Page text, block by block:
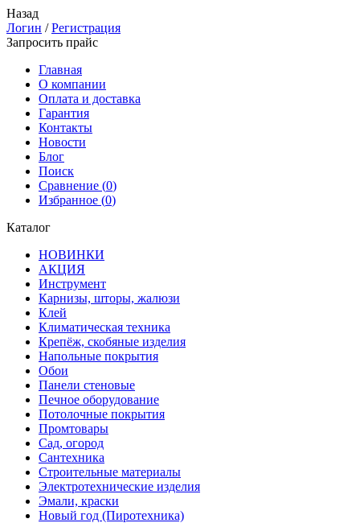
Назад
Логин /Регистрация
Запросить прайс
Главная
О компании
Оплата и доставка
Гарантия
Контакты
Новости
Блог
Поиск
Сравнение (0)
Избранное (0)
Каталог
НОВИНКИ
АКЦИЯ
Инструмент
Карнизы, шторы, жалюзи
Клей
Климатическая техника
Крепёж, скобяные изделия
Напольные покрытия
Обои
Панели стеновые
Печное оборудование
Потолочные покрытия
Промтовары
Сад, огород
Сантехника
Строительные материалы
Электротехнические изделия
Эмали, краски
Новый год (Пиротехника)